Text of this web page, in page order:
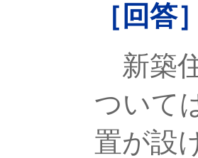
［回答
新築
ついて
置が設